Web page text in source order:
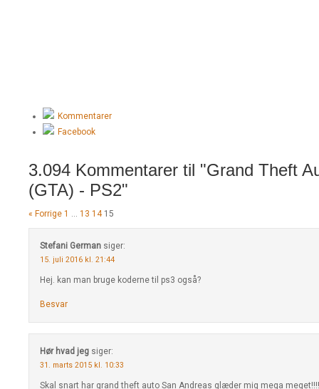
Kommentarer
Facebook
3.094 Kommentarer til "Grand Theft
(GTA) - PS2"
« Forrige 1 … 13 14 15
Stefani German siger:
15. juli 2016 kl. 21:44
Hej. kan man bruge koderne til ps3 også?
Besvar
Hør hvad jeg siger:
31. marts 2015 kl. 10:33
Skal snart har grand theft auto San Andreas glæder mig mega